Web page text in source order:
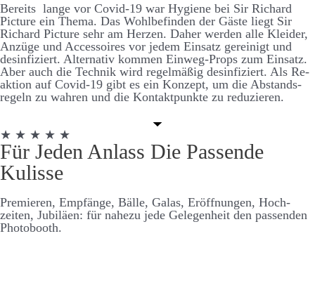
Bereits lange vor Covid-19 war Hygiene bei Sir Richard
Picture ein Thema. Das Wohl­be­finden der Gäste liegt Sir
Richard Picture sehr am Herzen. Daher werden alle Kleider,
An­züge und Accessoires vor jedem Ein­satz ge­reinigt und
des­infiz­iert. Alternativ kommen Ein­weg-Props zum Ein­satz.
Aber auch die Technik wird regel­mäßig des­infiziert. Als Re­
aktion auf Covid-19 gibt es ein Konzept, um die Ab­stands­
regeln zu wahren und die Kontakt­punkte zu re­duzieren.
★ ★ ★ ★ ★
Für Jeden Anlass Die Passende
Kulisse
Premieren, Empfänge, Bälle, Galas, Er­öffnungen, Hoch­
zeiten, Jubiläen: für nahezu jede Ge­legen­heit den passenden
Photo­booth.